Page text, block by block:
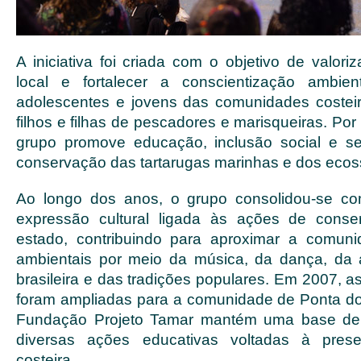
A iniciativa foi criada com o objetivo de
local e fortalecer a conscientização
adolescentes e jovens das comunidades
filhos e filhas de pescadores e marisqueiras.
grupo promove educação, inclusão social e
conservação das tartarugas marinhas e dos
Ao longo dos anos, o grupo consolidou-se
expressão cultural ligada às ações de
estado, contribuindo para aproximar a
ambientais por meio da música, da dança, da
brasileira e das tradições populares. Em 2007,
foram ampliadas para a comunidade de Ponta
Fundação Projeto Tamar mantém uma base
diversas ações educativas voltadas à